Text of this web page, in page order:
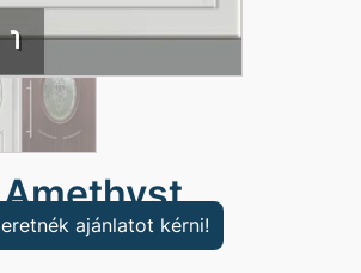
Amethyst
ajánlatot kérni!